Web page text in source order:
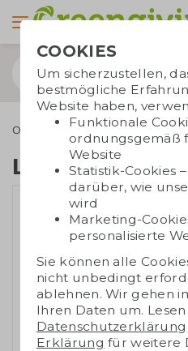
Outdoor & Freizeit Keycords
Lanyard aus
COOKIES
Um sicherzustellen,
bestmögliche
Website haben,
Funktionale
ordnungsgemäß
Website
Statistik-Cookies
darüber, wie
wird
Marketing-
personalisierte
Sie können alle
nicht unbedingt
ablehnen. Wir gehen
Ihren Daten um.
Datenschutzerklärung
Erklärung für weitere